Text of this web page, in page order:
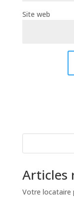
Site web
Articles
Votre locataire